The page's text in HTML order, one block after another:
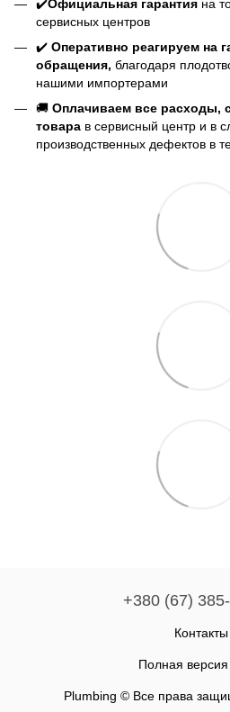
✔️Официальная гарантия на
сервисных центров
✔️ Оперативно реагируем на
обращения, благодаря
нашими импортерами
🚚 Оплачиваем все расходы,
товара в сервисный центр и в
производственных дефектов в
+380 (67)
Контакты
Полная версия
Plumbing © Все права